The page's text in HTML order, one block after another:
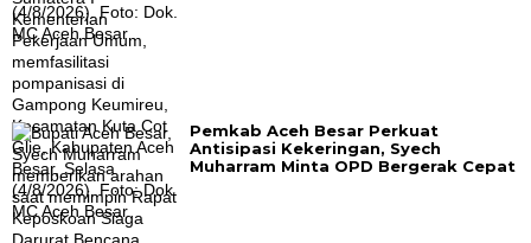
Pemkab Aceh Besar Perkuat
Antisipasi Kekeringan, Syech
Muharram Minta OPD Bergerak Cepat